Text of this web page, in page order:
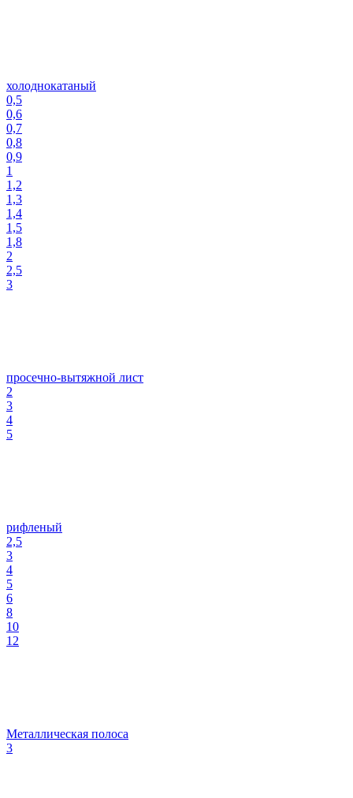
холоднокатаный
0,5
0,6
0,7
0,8
0,9
1
1,2
1,3
1,4
1,5
1,8
2
2,5
3
просечно-вытяжной лист
2
3
4
5
рифленый
2,5
3
4
5
6
8
10
12
Металлическая полоса
3